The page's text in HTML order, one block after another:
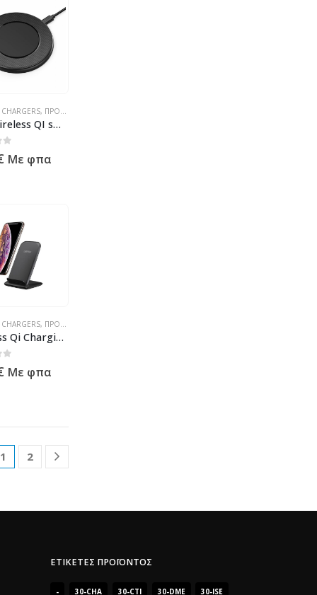
CHARGERS, ΠΡΟΪΌΝΤΑ ΠΛΗΡΟΦΟΡΙΚΉΣ - ΚΙΝΗΤΉΣ ΤΗΛΕΦΩΝΊΑΣ - ΗΛΕΚΤΡΟΝΙΚΆ
10W Wireless QI smartphone charger – 5V-2A – Black
Με φπα
CHARGERS, ΠΡΟΪΌΝΤΑ ΠΛΗΡΟΦΟΡΙΚΉΣ - ΚΙΝΗΤΉΣ ΤΗΛΕΦΩΝΊΑΣ - ΗΛΕΚΤΡΟΝΙΚΆ
Wireless Qi Charging Holder – 10W – Black
Με φπα
1 2
ΕΤΙΚΈΤΕΣ ΠΡΟΪΌΝΤΟΣ
- 30-CHA 30-CTI 30-DME 30-ISE